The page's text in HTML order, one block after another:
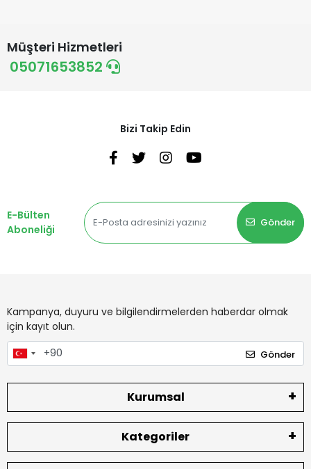
Müşteri Hizmetleri
05071653852
Bizi Takip Edin
E-Bülten
Aboneliği
Gönder
Kampanya, duyuru ve bilgilendirmelerden haberdar olmak
için kayıt olun.
Gönder
Kurumsal
Kategoriler